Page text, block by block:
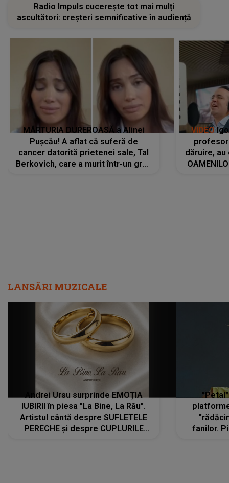
Radio Impuls cucerește tot mai mulți
ascultători: creșteri semnificative în audiență
MĂRTURIA DUREROASĂ a Alinei
Pușcău! A aflat că suferă de
cancer datorită prietenei sale, Tal
Berkovich, care a murit într-un grav
VIDEO
dăruire, au
LANSĂRI MUZICALE
Andrei Ursu surprinde EMOȚIA
IUBIRII în piesa "La Bine, La Rău".
Artistul cântă despre SUFLETELE
PERECHE și despre CUPLURILE
fanilor.